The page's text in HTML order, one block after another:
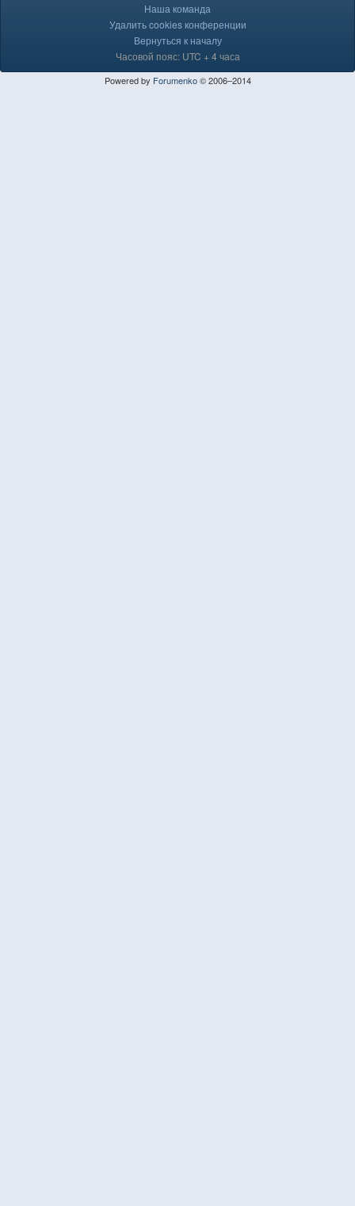
Наша команда
Удалить cookies конференции
Вернуться к началу
Часовой пояс: UTC + 4 часа
Powered by Forumenko© 2006–2014